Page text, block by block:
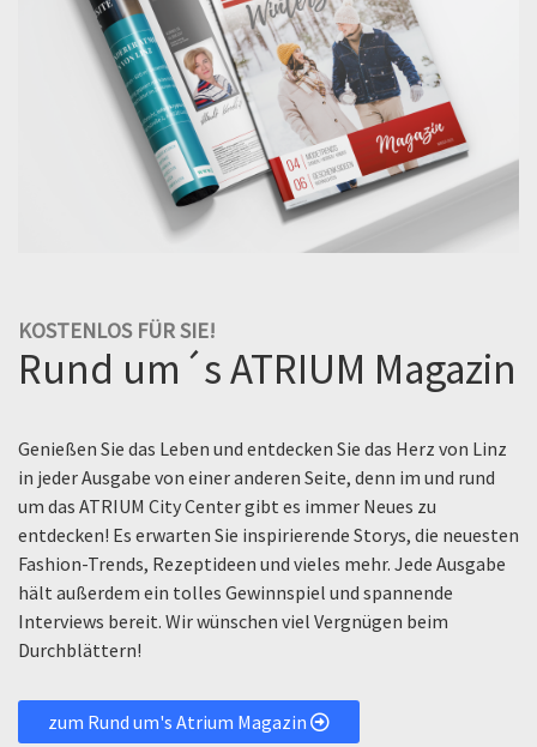
KOSTENLOS FÜR SIE!
Rund um´s ATRIUM Magazin
Genießen Sie das Leben und entdecken Sie das Herz von Linz
in jeder Ausgabe von einer anderen Seite, denn im und rund
um das ATRIUM City Center gibt es immer Neues zu
entdecken! Es erwarten Sie inspirierende Storys, die neuesten
Fashion-Trends, Rezeptideen und vieles mehr. Jede Ausgabe
hält außerdem ein tolles Gewinnspiel und spannende
Interviews bereit. Wir wünschen viel Vergnügen beim
Durchblättern!
zum Rund um's Atrium Magazin